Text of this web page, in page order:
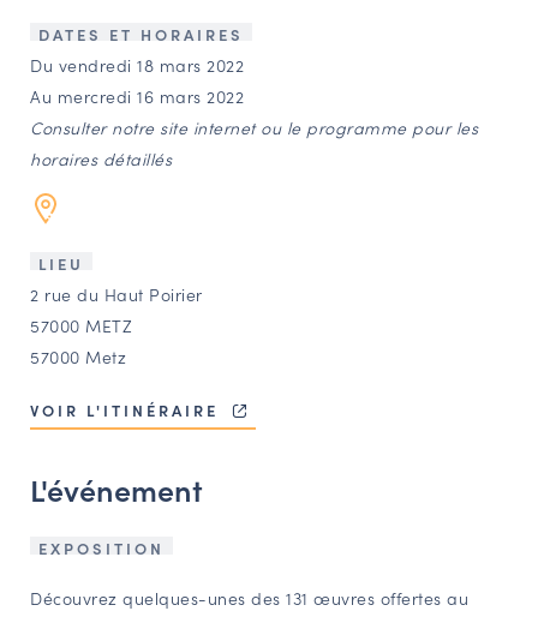
CONTACT
Agenda
Annuaire
Ressources
OFFRES D’EMPLOI ET DE STAGE
BOURSE D’ÉCHANGE
OUTILS EN LIGNE
CARTES DES NAUDIN
Espace acteurs
DATES ET HORAIRES
Du vendredi 18 mars 2022
Au mercredi 16 mars 2022
Consulter notre site internet ou le programme pour les
horaires détaillés
LIEU
2 rue du Haut Poirier
57000 METZ
57000 Metz
VOIR L'ITINÉRAIRE
L'événement
EXPOSITION
Découvrez quelques-unes des 131 œuvres offertes au